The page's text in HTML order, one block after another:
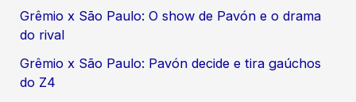
Grêmio x São Paulo: O show de Pavón e o drama
do rival
Grêmio x São Paulo: Pavón decide e tira gaúchos
do Z4